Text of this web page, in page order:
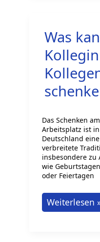
zu
deinem
Was
Das Schenken am
Arbeitsplatz ist in
Deutschland
verbreitete
insbesondere zu
wie
oder Feiertagen
Was
kann
Weiterlesen